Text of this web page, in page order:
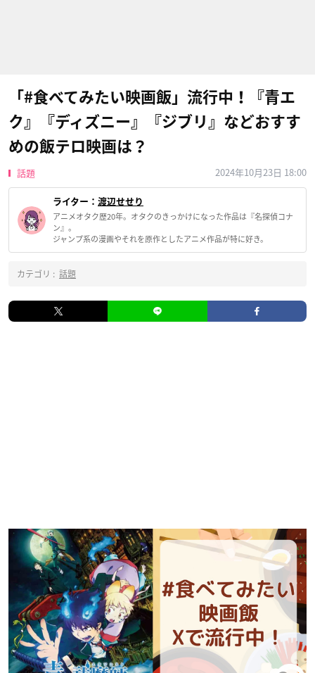
「#食べてみたい映画飯」流行中！『青エ
ク』『ディズニー』『ジブリ』などおすす
めの飯テロ映画は？
話題 2024年10月23日 18:00
ライター： 渡辺せせり
アニメオタク歴20年。オタクのきっかけになった作品は『名探偵コナ
ン』。
ジャンプ系の漫画やそれを原作としたアニメ作品が特に好き。
カテゴリ : 話題